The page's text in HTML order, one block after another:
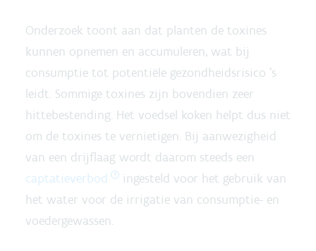
Onderzoek toont aan dat planten de toxines
kunnen opnemen en accumuleren, wat bij
consumptie tot potentiële gezondheidsrisico 's
leidt. Sommige toxines zijn bovendien zeer
hittebestending. Het voedsel koken helpt dus niet
om de toxines te vernietigen. Bij aanwezigheid
van een drijflaag wordt daarom steeds een
captatieverbod
ingesteld voor het gebruik van
het water voor de irrigatie van consumptie- en
voedergewassen.